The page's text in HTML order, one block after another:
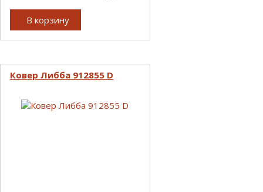
В корзину
Ковер Либба 912855 D